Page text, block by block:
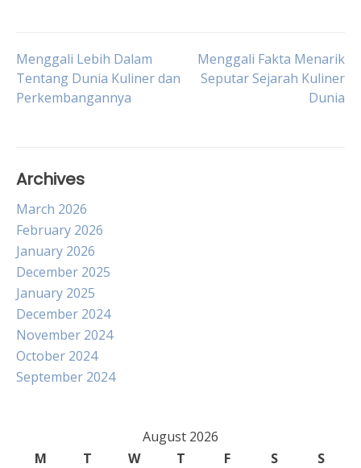
Post
navigation
Menggali Lebih Dalam
Tentang Dunia Kuliner dan
Perkembangannya
Menggali Fakta Menarik
Seputar Sejarah Kuliner
Dunia
Archives
March 2026
February 2026
January 2026
December 2025
January 2025
December 2024
November 2024
October 2024
September 2024
August 2026
M
T W T F S
S